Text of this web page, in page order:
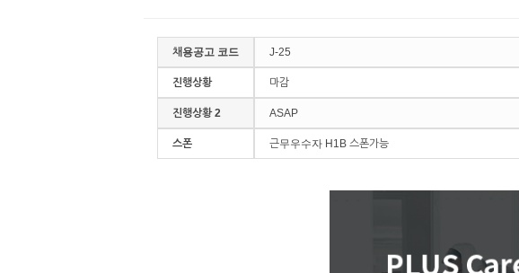
채용공고 코드 J-25
진행상황 마감
진행상황 2 ASAP
스폰 근무우수자 H1B 스폰가능